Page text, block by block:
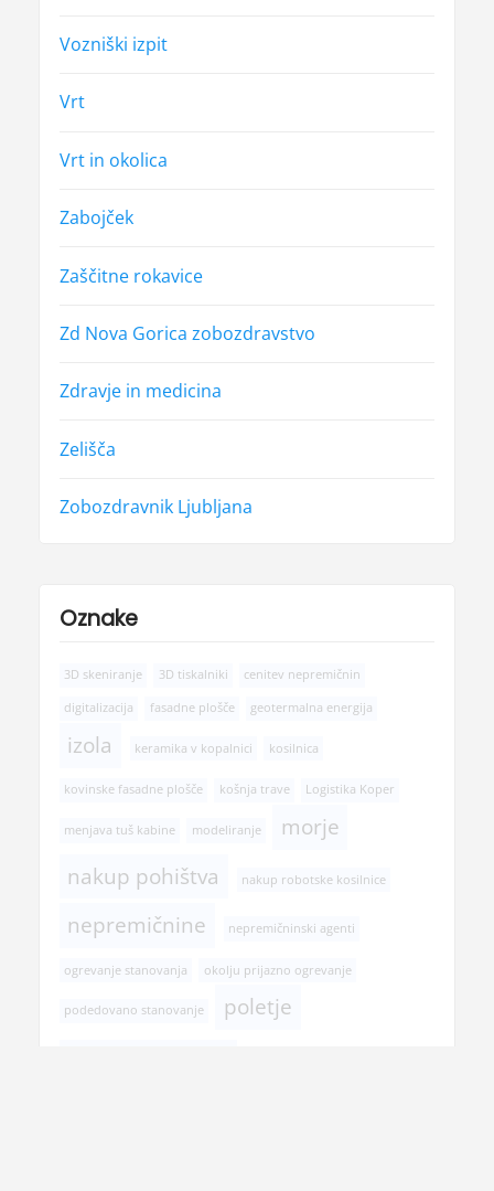
Vozniški izpit
Vrt
Vrt in okolica
Zabojček
Zaščitne rokavice
Zd Nova Gorica zobozdravstvo
Zdravje in medicina
Zelišča
Zobozdravnik Ljubljana
Oznake
3D skeniranje 3D tiskalniki cenitev nepremičnin
digitalizacija fasadne plošče geotermalna energija
izola keramika v kopalnici kosilnica
kovinske fasadne plošče košnja trave Logistika Koper
menjava tuš kabine modeliranje
morje
nakup pohištva
nakup robotske kosilnice
nepremičnine nepremičninski agenti
ogrevanje stanovanja okolju prijazno ogrevanje
podedovano stanovanje poletje